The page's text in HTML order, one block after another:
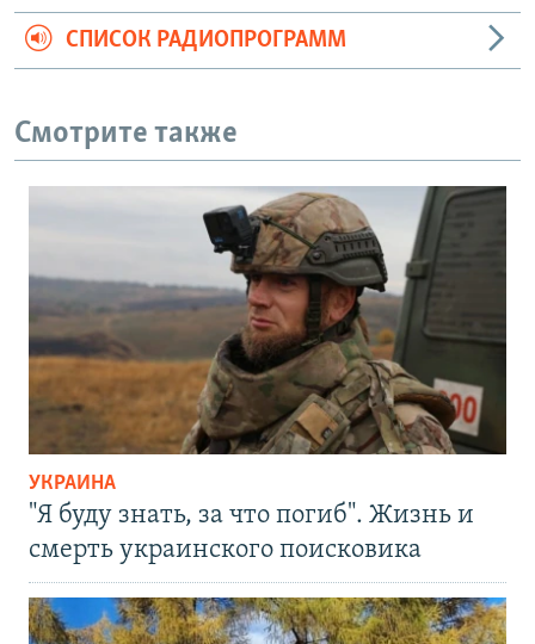
СПИСОК РАДИОПРОГРАММ
Смотрите также
УКРАИНА
"Я буду знать, за что погиб". Жизнь и
смерть украинского поисковика